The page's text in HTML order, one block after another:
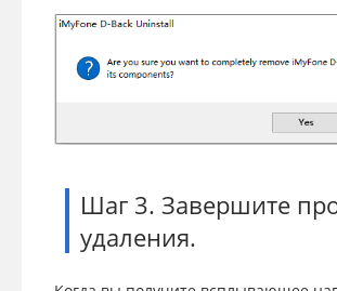
Шаг 3. Завершите
удаления.